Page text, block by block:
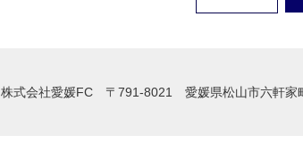
株式会社愛媛FC 〒791-8021 愛媛県松山市六軒家